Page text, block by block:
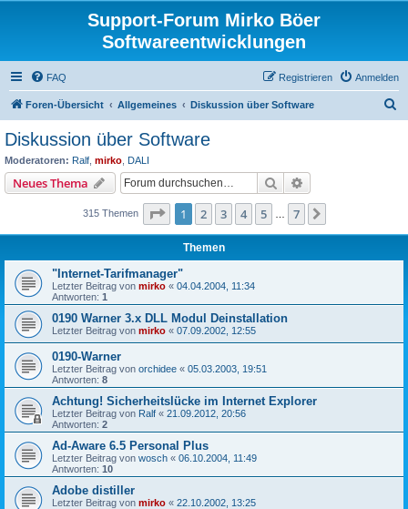
Support-Forum Mirko Böer
Softwareentwicklungen
FAQ Anmelden
Registrieren
Foren-Übersicht Allgemeines Diskussion über Software
Diskussion über Software
Moderatoren: Ralf mirko DALI
Neues Thema Suche
315 Themen Seite 1von
1 2 3 4 5 7
Themen
"Internet-Tarifmanager"
Letzter Beitrag von mirko « 04.04.2004, 11:34
Antworten: 1
0190 Warner 3.x DLL Modul Deinstallation
Letzter Beitrag von mirko « 07.09.2002, 12:55
0190-Warner
Letzter Beitrag von orchidee « 05.03.2003, 19:51
Antworten: 8
Achtung! Sicherheitslücke im Internet Explorer
Letzter Beitrag von Ralf « 21.09.2012, 20:56
Antworten: 2
Ad-Aware 6.5 Personal Plus
Letzter Beitrag von wosch « 06.10.2004, 11:49
Antworten: 10
Adobe distiller
Letzter Beitrag von mirko « 22.10.2002, 13:25